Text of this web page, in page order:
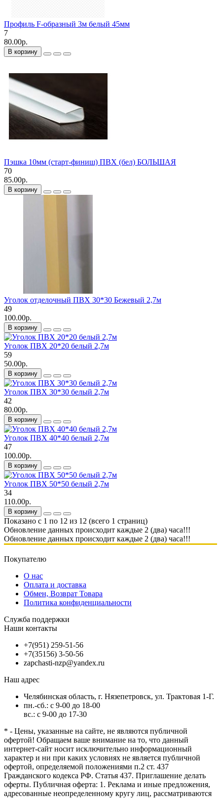
Профиль F-образный 3м белый 45мм
7
80.00р.
В корзину
Пэшка 10мм (старт-финиш) ПВХ (бел) БОЛЬШАЯ
70
85.00р.
В корзину
Уголок отделочный ПВХ 30*30 Бежевый 2,7м
49
100.00р.
В корзину
Уголок ПВХ 20*20 белый 2,7м
59
50.00р.
В корзину
Уголок ПВХ 30*30 белый 2,7м
42
80.00р.
В корзину
Уголок ПВХ 40*40 белый 2,7м
47
100.00р.
В корзину
Уголок ПВХ 50*50 белый 2,7м
34
110.00р.
В корзину
Показано с 1 по 12 из 12 (всего 1 страниц)
Обновление данных происходит каждые 2 (два) часа!!!
Обновление данных происходит каждые 2 (два) часа!!!
Покупателю
О нас
Оплата и доставка
Обмен, Возврат Товара
Политика конфиденциальности
Служба поддержки
Наши контакты
+7(951) 259-51-56
+7(35156) 3-50-56
zapchasti-nzp@yandex.ru
Наш адрес
Челябинская область, г. Нязепетровск, ул. Трактовая 1-Г.
пн.-сб.: с 9-00 до 18-00
вс.: с 9-00 до 17-30
* - Цены, указанные на сайте, не являются публичной
офертой! Обращаем ваше внимание на то, что данный
интернет-сайт носит исключительно информационный
характер и ни при каких условиях не является публичной
офертой, определяемой положениями п.2 ст. 437
Гражданского кодекса РФ. Статья 437. Приглашение делать
оферты. Публичная оферта: 1. Реклама и иные предложения,
адресованные неопределенному кругу лиц, рассматриваются